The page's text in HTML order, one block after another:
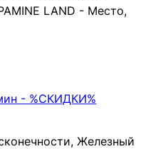
LAND - Место,
- %СКИДКИ%
Железный